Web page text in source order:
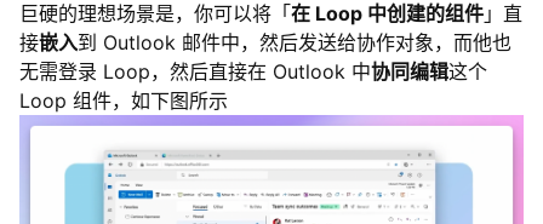
巨硬的理想场景是，你可以将「在 Loop 中创建的组件 」直
接嵌入到 Outlook 邮件中，然后发送给协作对象，而他也
无需登录 Loop，然后直接在 Outlook 中协同编辑这个
Loop 组件，如下图所示